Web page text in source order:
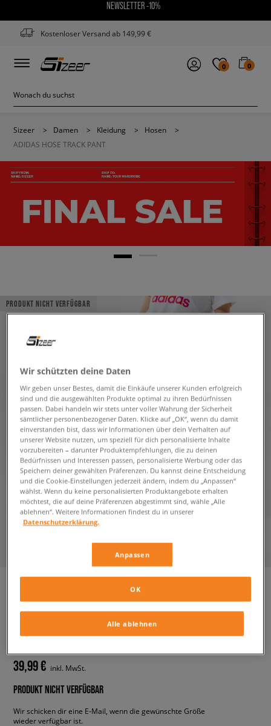
NEWSLETTER -10%
Kostenloser Versand ab 149,99 €
0 0
Sizeer > Damen > Kleidung > Hosen
>
ADIDAS HOSE TRACK PANT
PRODUKT NICHT VERFÜGBAR
ADIDAS HOSE TRACK PANT
39,99 € inkl. MwSt.
PRODUKT NICHT VERFÜGBAR
Wir schicken dir eine E-Mail, wenn die gewünschte Größe
wieder verfügbar ist.
Wir schützten deine Daten
Wir geben unser Bestes, damit die Einkäufe unserer Kunden erfolgreich
sind und die ausgewählten Produkte optimal zu ihren Bedürfnissen
passen. Dabei handeln wir stets unter voller Wahrung der Sicherheit
sämtlicher personenbezogener Daten. Klicke auf „OK“, wenn du damit
einverstanden bist, dass wir Informationen über dein Verhalten auf
unserer Website nutzen, um speziell für dich personalisierte Inhalte
vorzubereiten – darunter Produktempfehlungen, die zu deinen
Bedürfnissen und Interessen passen, personalisierte Werbung oder das
Speichern deiner gewählten Präferenzen. Du kannst deine Entscheidung
und die Cookie-Einstellungen jederzeit ändern, indem du „Anpassen“
wählst. Wenn du keine personalisierten Produktangebote erhalten
möchtest, die auf deine Präferenzen abgestimmt sind, wähle „Alle
ablehnen“. Weitere Informationen findest du in unserer
Datenschutzerklärung.
Anpassen
Alle ablehnen
OK